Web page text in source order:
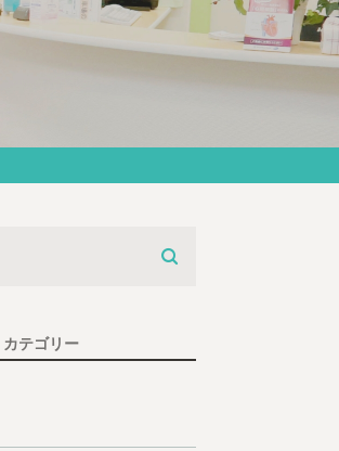
カテゴリー